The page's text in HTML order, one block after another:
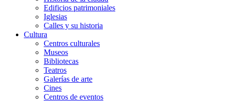
Edificios patrimoniales
Iglesias
Calles y su historia
Cultura
Centros culturales
Museos
Bibliotecas
Teatros
Galerí­as de arte
Cines
Centros de eventos